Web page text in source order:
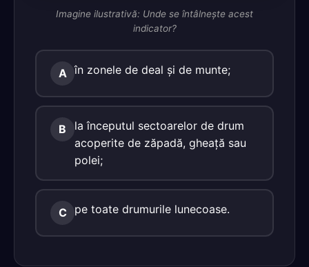
Imagine ilustrativă: Unde se întâlneşte acest
indicator?
A în zonele de deal şi de munte;
B
la începutul sectoarelor de drum
acoperite de zăpadă, gheaţă sau
polei;
C pe toate drumurile lunecoase.